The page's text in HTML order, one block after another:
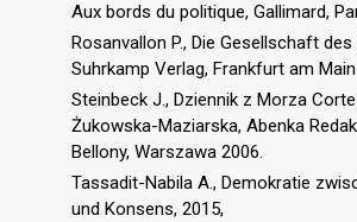
Aux bords du politique, Gallimard,
Rosanvallon P., Die Gesellschaft des
Suhrkamp Verlag, Frankfurt am
Steinbeck J., Dziennik z Morza
Żukowska-Maziarska, Abenka
Bellony, Warszawa 2006.
Tassadit-Nabila A., Demokratie
und Konsens, 2015,